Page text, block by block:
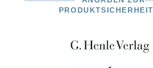
PRODUKTSICHERHEIT